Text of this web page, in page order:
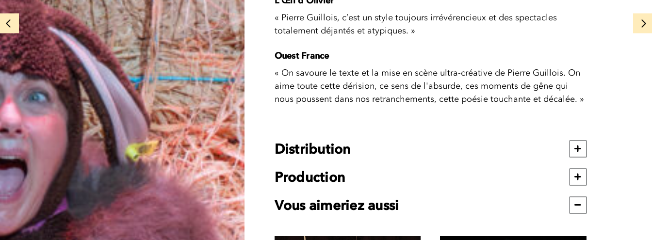
« Pierre Guillois, c’est un style toujours irrévérencieux et des spectacles
totalement déjantés et atypiques. »
Ouest France
« On savoure le texte et la mise en scène ultra-créative de Pierre Guillois. On
aime toute cette dérision, ce sens de l'absurde, ces moments de gêne qui
nous poussent dans nos retranchements, cette poésie touchante et décalée. »
Distribution
Production
Vous aimeriez aussi